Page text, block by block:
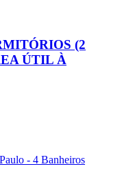
(2
ÚTIL À